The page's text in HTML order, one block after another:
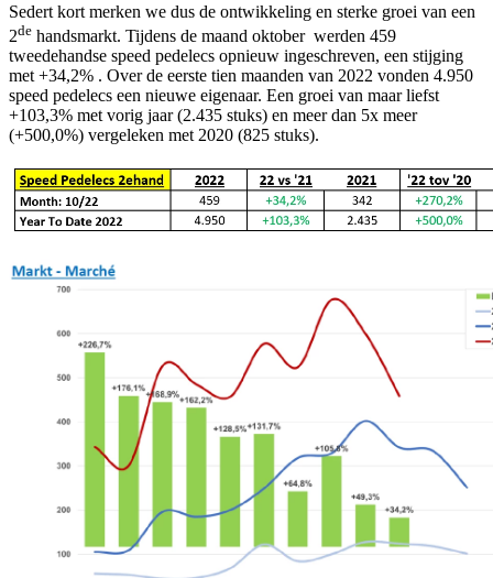
Sedert kort merken we dus de ontwikkeling en sterke groei van een
2de handsmarkt. Tijdens de maand oktober werden 459
tweedehandse speed pedelecs opnieuw ingeschreven, een stijging
met +34,2% . Over de eerste tien maanden van 2022 vonden 4.950
speed pedelecs een nieuwe eigenaar. Een groei van maar liefst
+103,3% met vorig jaar (2.435 stuks) en meer dan 5x meer
(+500,0%) vergeleken met 2020 (825 stuks).